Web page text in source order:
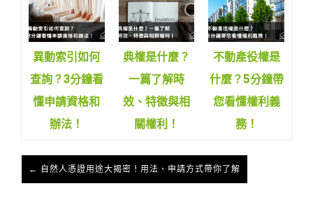
異動索引如何
查詢？3分鐘看
懂申請資格和
辦法！
典權是什麼？
一篇了解時
效、特徵與相
關權利！
不動產役權是
什麼？5分鐘帶
您看懂權利義
務！
← 自然人憑證用途大揭密！用法、申請方式帶你了解